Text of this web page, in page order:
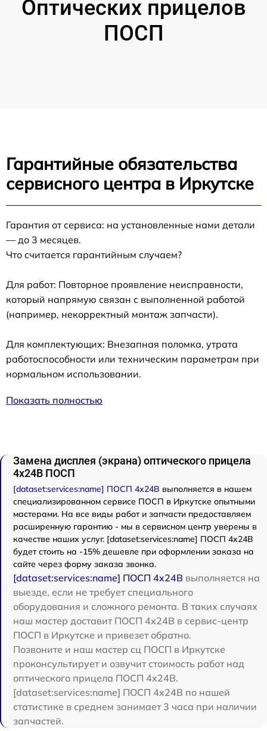
Оптических прицелов
ПОСП
Гарантийные обязательства
сервисного центра в Иркутске
Гарантия от сервиса: на установленные нами детали
— до 3 месяцев.
Что считается гарантийным случаем?
Для работ: Повторное проявление неисправности,
который напрямую связан с выполненной работой
(например, некорректный монтаж запчасти).
Для комплектующих: Внезапная поломка, утрата
работоспособности или техническим параметрам при
нормальном использовании.
Показать полностью
Замена дисплея (экрана) оптического прицела
4x24B ПОСП
[dataset:services:name] ПОСП 4x24B выполняется в нашем
специализированном сервисе ПОСП в Иркутске опытными
мастерами. На все виды работ и запчасти предоставляем
расширенную гарантию - мы в сервисном центр уверены в
качестве наших услуг. [dataset:services:name] ПОСП 4x24B
будет стоить на -15% дешевле при оформлении заказа на
сайте через форму заказа звонка.
[dataset:services:name] ПОСП 4x24B выполняется на
выезде, если не требует специального
оборудования и сложного ремонта. В таких случаях
наш мастер доставит ПОСП 4x24B в сервис-центр
ПОСП в Иркутске и привезет обратно.
Позвоните и наш мастер сц ПОСП в Иркутске
проконсультирует и озвучит стоимость работ над
оптического прицела ПОСП 4x24B.
[dataset:services:name] ПОСП 4x24B по нашей
статистике в среднем занимает 3 часа при наличии
запчастей.